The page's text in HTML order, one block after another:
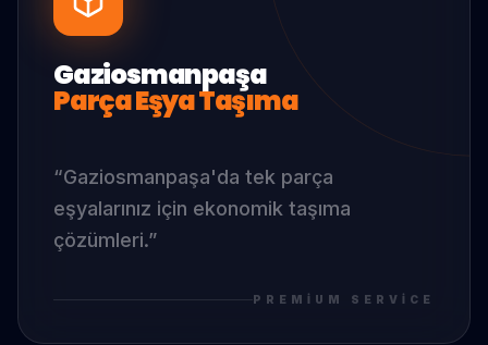
Gaziosmanpaşa
Parça Eşya Taşıma
“Gaziosmanpaşa'da tek parça
eşyalarınız için ekonomik taşıma
çözümleri.”
PREMIUM SERVICE